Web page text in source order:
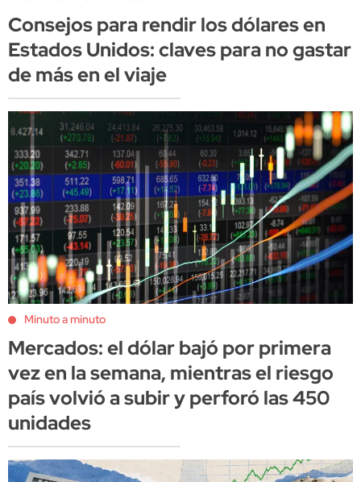
Consejos para rendir los dólares en
Estados Unidos: claves para no gastar
de más en el viaje
Minuto a minuto
Mercados: el dólar bajó por primera
vez en la semana, mientras el riesgo
país volvió a subir y perforó las 450
unidades